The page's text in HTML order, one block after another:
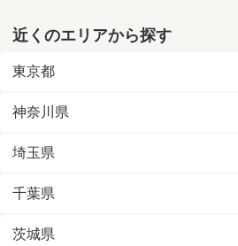
近くのエリアから探す
東京都
神奈川県
埼玉県
千葉県
茨城県